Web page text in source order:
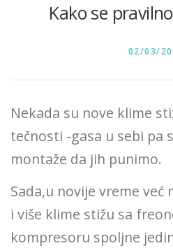
KONTAKT O NAMA
Kako se
02/03/
Nekada su nove klime
tečnosti -gasa u sebi pa
montaže da jih punimo.
Sada,u novije vreme već
i više klime stižu sa
kompresoru spoljne